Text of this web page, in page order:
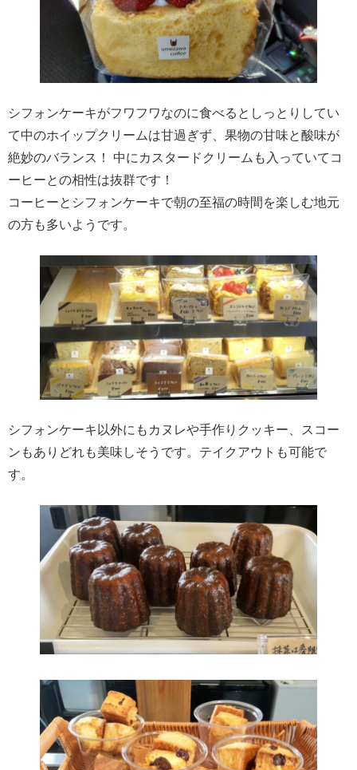
シフォンケーキがフワフワなのに食べるとしっとりしてい
て中のホイップクリームは甘過ぎず、果物の甘味と酸味が
絶妙のバランス！ 中にカスタードクリームも入っていてコ
ーヒーとの相性は抜群です！
コーヒーとシフォンケーキで朝の至福の時間を楽しむ地元
の方も多いようです。
シフォンケーキ以外にもカヌレや手作りクッキー、スコー
ンもありどれも美味しそうです。テイクアウトも可能で
す。